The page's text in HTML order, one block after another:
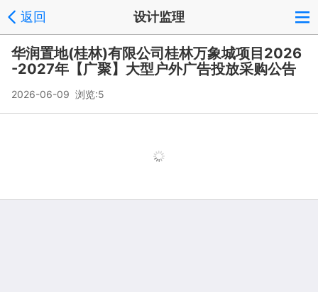
返回 设计监理
华润置地(桂林)有限公司桂林万象城项目2026
-2027年【广聚】大型户外广告投放采购公告
2026-06-09 浏览:5